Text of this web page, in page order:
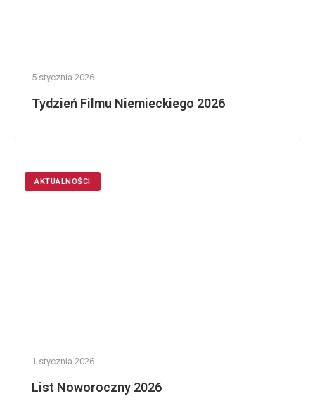
5 stycznia 2026
Tydzień Filmu Niemieckiego 2026
AKTUALNOŚCI
1 stycznia 2026
List Noworoczny 2026